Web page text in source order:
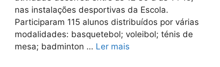
nas instalações desportivas da Escola. ​
Participaram 115 alunos distribuídos por várias
modalidades: basquetebol; voleibol; ténis de
mesa; badminton … Ler mais